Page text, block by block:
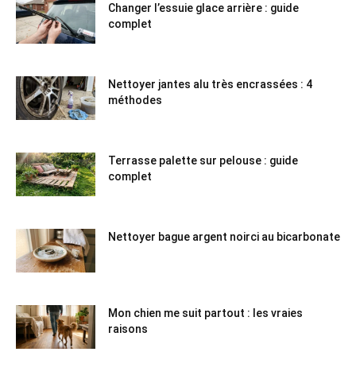
Changer l’essuie glace arrière : guide
complet
Nettoyer jantes alu très encrassées : 4
méthodes
Terrasse palette sur pelouse : guide
complet
Nettoyer bague argent noirci au bicarbonate
Mon chien me suit partout : les vraies
raisons